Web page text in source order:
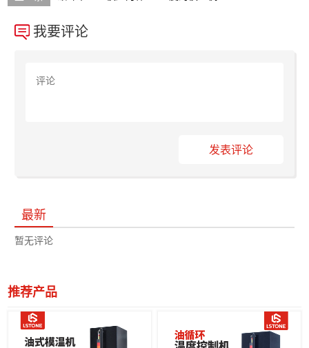
我要评论
发表评论
最新
暂无评论
推荐产品